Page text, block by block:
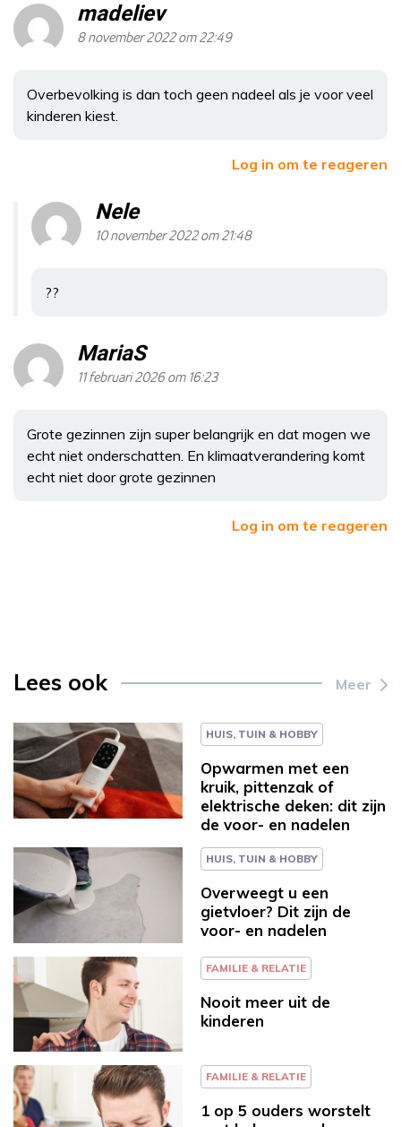
madeliev
8 november 2022 om 22:49
Overbevolking is dan toch geen nadeel als je voor veel
kinderen kiest.
Log in om te reageren
Nele
10 november 2022 om 21:48
??
MariaS
11 februari 2026 om 16:23
Grote gezinnen zijn super belangrijk en dat mogen we
echt niet onderschatten. En klimaatverandering komt
echt niet door grote gezinnen
Log in om te reageren
Lees ook Meer
HUIS, TUIN & HOBBY
Opwarmen met een
kruik, pittenzak of
elektrische deken: dit zijn
de voor- en nadelen
HUIS, TUIN & HOBBY
Overweegt u een
gietvloer? Dit zijn de
voor- en nadelen
FAMILIE & RELATIE
Nooit meer uit de
kinderen
FAMILIE & RELATIE
1 op 5 ouders worstelt